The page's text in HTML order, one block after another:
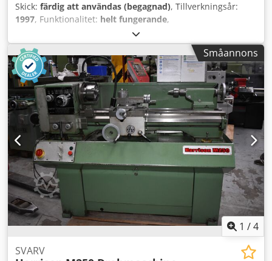
Skick: färdig att användas (begagnad), Tillverkningsår:
1997, Funktionalitet: helt fungerande,
270, bredd mitt på:
centershöjd:210 mm, spindelhastighet (max):3 000
varv/min, Utrustning:CE-märkning, TEKNISKA DETALJER
Svarvdiameter över bädd: 420 mm Centrumhöjd: 210 mm
Avstånd mellan spetsar: 900 mm Spindelgenomgång: 55
mm Spindelvarvtal: 4 - 3.000 varv/min MASKINDETALJER
Manövrering: Teach-in Styrsystem: CNC Dwodpfx Ajy Rx A
Seh Dea UTRUSTNING Digital avläsning (Weiler)
Dokumentation tillgänglig CE-märkning
Småannons
1 /4
SVARV